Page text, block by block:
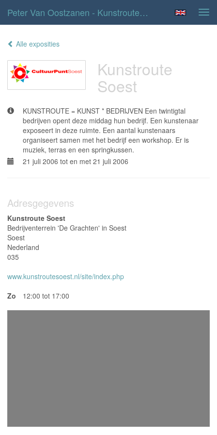
Peter Van Oostzanen - Kunstroute Soest
Alle exposities
Kunstroute
Soest
KUNSTROUTE = KUNST * BEDRIJVEN Een twintigtal
bedrijven opent deze middag hun bedrijf. Een kunstenaar
exposeert in deze ruimte. Een aantal kunstenaars
organiseert samen met het bedrijf een workshop. Er is
muziek, terras en een springkussen.
21 juli 2006 tot en met 21 juli 2006
Adresgegevens
Kunstroute Soest
Bedrijventerrein 'De Grachten' in Soest
Soest
Nederland
035
www.kunstroutesoest.nl/site/index.php
Zo
12:00 tot 17:00